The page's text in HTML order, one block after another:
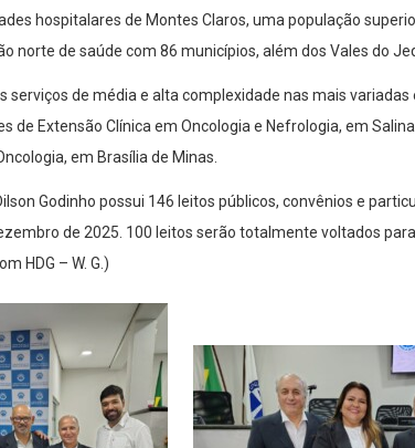
hospitalares de Montes Claros, uma população
norte de saúde com 86 municípios, além dos Vales do
serviços de média e alta complexidade nas mais
de Extensão Clínica em Oncologia e Nefrologia, em
em Brasília de Minas.
Godinho possui 146 leitos públicos, convênios e
de 2025. 100 leitos serão totalmente voltados
HDG – W. G.)